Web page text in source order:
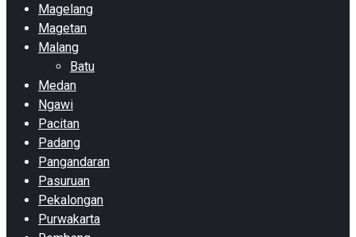
Magelang
Magetan
Malang
Batu
Medan
Ngawi
Pacitan
Padang
Pangandaran
Pasuruan
Pekalongan
Purwakarta